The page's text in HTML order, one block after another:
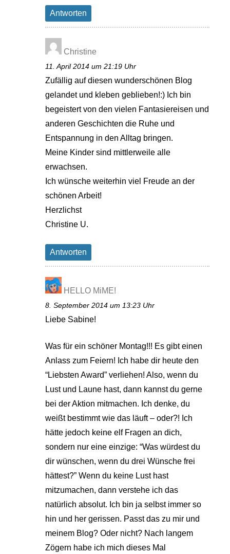
Antworten
Christine
11. April 2014 um 21:19 Uhr
Zufällig auf diesen wunderschönen Blog
gelandet und kleben geblieben!:) Ich bin
begeistert von den vielen Fantasiereisen und
anderen Geschichten die Ruhe und
Entspannung in den Alltag bringen.
Meine Kinder sind mittlerweile alle
erwachsen.
Ich wünsche weiterhin viel Freude an der
schönen Arbeit!
Herzlichst
Christine U.
Antworten
HELLO MiME!
8. September 2014 um 13:23 Uhr
Liebe Sabine!
Was für ein schöner Montag!!! Es gibt einen
Anlass zum Feiern! Ich habe dir heute den
“Liebsten Award” verliehen! Also, wenn du
Lust und Laune hast, dann kannst du gerne
bei der Aktion mitmachen. Ich denke, du
weißt bestimmt wie das läuft – oder?! Ich
hätte jedoch keine elf Fragen an dich,
sondern nur eine einzige: “Was würdest du
dir wünschen, wenn du drei Wünsche frei
hättest?” Wenn du keine Lust hast
mitzumachen, dann verstehe ich das
natürlich absolut. Ich bin ja selbst immer so
hin und her gerissen. Passt das zu mir und
meinem Blog? Oder nicht? Nach langem
Zögern habe ich mich dieses Mal